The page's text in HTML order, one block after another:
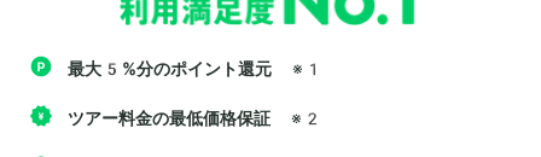
最大5%分のポイント還元 ※1
ツアー料金の最低価格保証 ※2